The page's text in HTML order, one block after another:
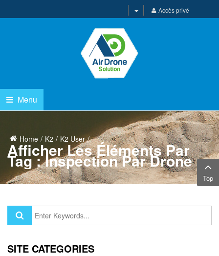
Accès privé
Menu
Home K2 K2 User
Afficher Les Éléments Par
Tag : Inspection Par Drone
SITE CATEGORIES
Top